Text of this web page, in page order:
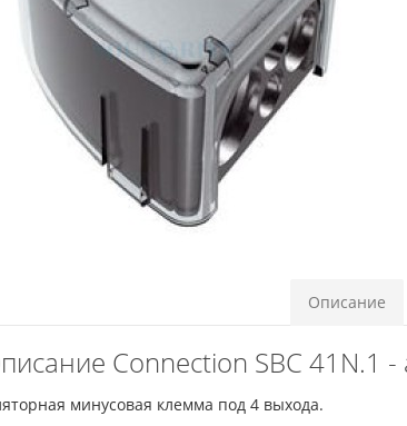
Описание
Connection SBC 41N.1
минусовая клемма под 4 выхода.